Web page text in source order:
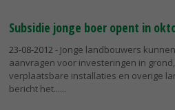
Subsidie jonge boer opent in
23-08-2012 - Jonge landbouwers
aanvragen voor investeringen in
verplaatsbare installaties en overige
bericht het...